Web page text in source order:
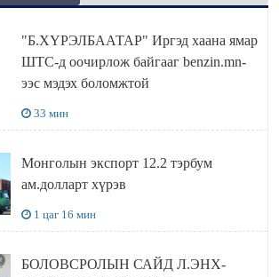
"Б.ХҮРЭЛБААТАР" Иргэд хаана ямар
ШТС-д оочирлож байгааг benzin.mn-
ээс мэдэх боломжтой
33 мин
Монголын экспорт 12.2 тэрбум
ам.долларт хүрэв
1 цаг 16 мин
БОЛОВСРОЛЫН САЙД Л.ЭНХ-